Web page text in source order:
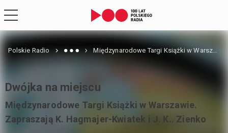
Polskie Radio Międzynarodowe Targi Książki w Warszawie. Zapraszają K. Hagmajer-Kwiatek i J. K.. Zienko
Dwójka na miejscu
Międzynarodowe Targi Książki w Warszawie.
Zapraszają K. Hagmajer-Kwiatek i J. K.. Zienko